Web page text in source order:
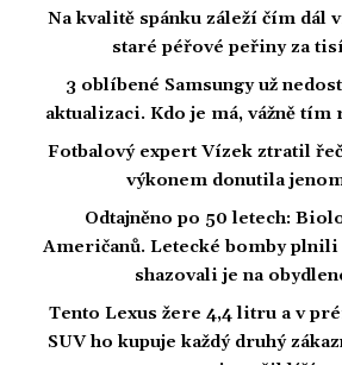
Na kvalitě spánku záleží čím dál
staré péřové peřiny za
3 oblíbené Samsungy už
aktualizaci. Kdo je má, vážně tím
Fotbalový expert Vízek ztratil
výkonem donutila
Odtajněno po 50 letech:
Američanů. Letecké bomby
shazovali je na
Tento Lexus žere 4,4 litru a v
SUV ho kupuje každý druhý